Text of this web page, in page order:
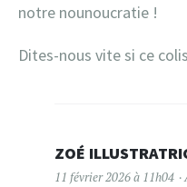
notre nounoucratie !
Dites-nous vite si ce
ZOÉ
11 février 2026 à 11h04